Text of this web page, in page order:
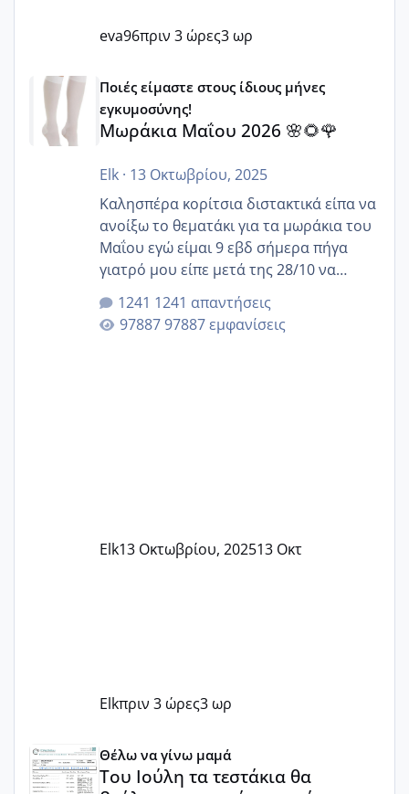
eva96πριν 3 ώρες3 ωρ
Μωράκια Μαΐου 2026 🌸🌻🌹
Ποιές είμαστε στους ίδιους μήνες
εγκυμοσύνης!
Μωράκια Μαΐου 2026 🌸🌻🌹
Elk· 13 Οκτωβρίου, 2025
Καλησπέρα κορίτσια διστακτικά είπα να
ανοίξω το θεματάκι για τα μωράκια του
Μαΐου εγώ είμαι 9 εβδ σήμερα πήγα
γιατρό μου είπε μετά της 28/10 να
κλείσω ραντεβού για την αυχενική είναι
καμιά άλλη κοπέλα να γεννάει Μάιο ;;
1241 απαντήσεις
97887 εμφανίσεις
Elk13 Οκτωβρίου, 202513 Οκτ
Elkπριν 3 ώρες3 ωρ
Θέλω να γίνω μαμά
Του Ιούλη τα τεστάκια θα